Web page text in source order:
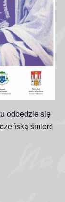
odbędzie się
śmierć